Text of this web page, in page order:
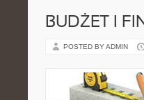
BUDŻET I
POSTED BY ADMIN